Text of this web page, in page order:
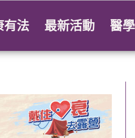
有法 最新活動 醫